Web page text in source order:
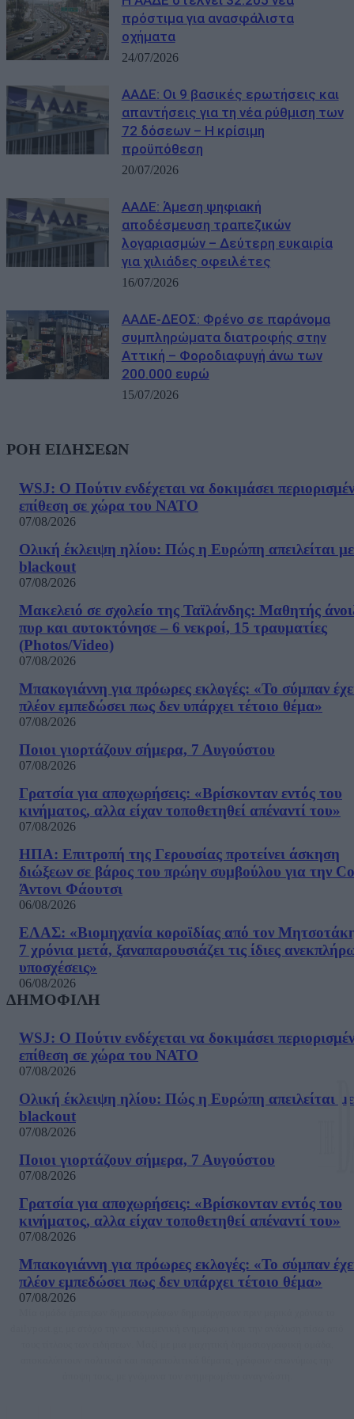
πρόστιμα για ανασφάλιστα
οχήματα
24/07/2026
ΑΑΔΕ: Οι 9 βασικές ερωτήσεις και
απαντήσεις για τη νέα ρύθμιση των
72 δόσεων – Η κρίσιμη
προϋπόθεση
20/07/2026
ΑΑΔΕ: Άμεση ψηφιακή
αποδέσμευση τραπεζικών
λογαριασμών – Δεύτερη ευκαιρία
για χιλιάδες οφειλέτες
16/07/2026
ΑΑΔΕ-ΔΕΟΣ: Φρένο σε παράνομα
συμπληρώματα διατροφής στην
Αττική – Φοροδιαφυγή άνω των
200.000 ευρώ
15/07/2026
ΡΟΗ ΕΙΔΗΣΕΩΝ
WSJ: Ο Πούτιν ενδέχεται να δοκιμάσει
επίθεση σε χώρα του ΝΑΤΟ
07/08/2026
Ολική έκλειψη ηλίου: Πώς η Ευρώπη απειλείται με
blackout
07/08/2026
Μακελειό σε σχολείο της Ταϊλάνδης: Μαθητής
πυρ και αυτοκτόνησε – 6 νεκροί, 15 τραυματίες
(Photos/Video)
07/08/2026
Μπακογιάννη για πρόωρες εκλογές: «Το σύμπαν
πλέον εμπεδώσει πως δεν υπάρχει τέτοιο θέμα»
07/08/2026
Ποιοι γιορτάζουν σήμερα, 7 Αυγούστου
07/08/2026
Γρατσία για αποχωρήσεις: «Bρίσκονταν εντός του
κινήματος, αλλα είχαν τοποθετηθεί απέναντί του»
07/08/2026
ΗΠΑ: Επιτροπή της Γερουσίας προτείνει άσκηση
διώξεων σε βάρος του πρώην συμβούλου για την
Άντονι Φάουτσι
06/08/2026
ΕΛΑΣ: «Βιομηχανία κοροϊδίας από τον
7 χρόνια μετά, ξαναπαρουσιάζει τις ίδιες
υποσχέσεις»
06/08/2026
ΔΗΜΟΦΙΛΗ
WSJ: Ο Πούτιν ενδέχεται να δοκιμάσει
επίθεση σε χώρα του ΝΑΤΟ
07/08/2026
Ολική έκλειψη ηλίου: Πώς η Ευρώπη απειλείται με
blackout
07/08/2026
Ποιοι γιορτάζουν σήμερα, 7 Αυγούστου
07/08/2026
Γρατσία για αποχωρήσεις: «Bρίσκονταν εντός του
κινήματος, αλλα είχαν τοποθετηθεί απέναντί του»
07/08/2026
Μπακογιάννη για πρόωρες εκλογές: «Το σύμπαν
πλέον εμπεδώσει πως δεν υπάρχει τέτοιο θέμα»
07/08/2026